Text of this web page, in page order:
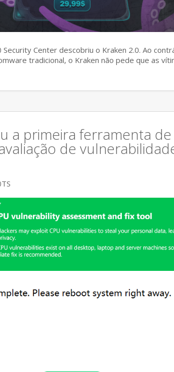
Center descobriu o Kraken 2.0. Ao
tradicional, o Kraken não pede que as
a primeira ferramenta de
de